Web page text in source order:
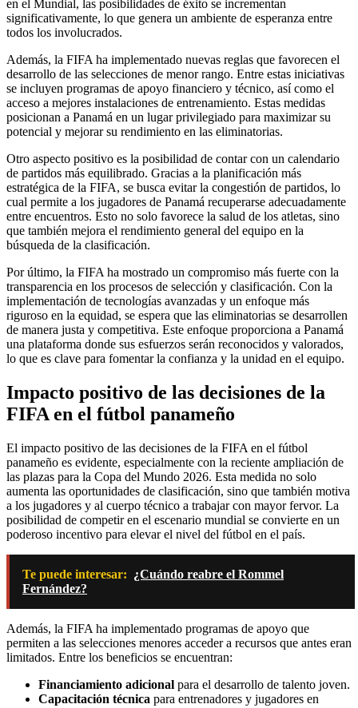
en el Mundial, las posibilidades de éxito se incrementan
significativamente, lo que genera un ambiente de esperanza entre
todos los involucrados.
Además, la FIFA ha implementado nuevas reglas que favorecen el
desarrollo de las selecciones de menor rango. Entre estas iniciativas
se incluyen programas de apoyo financiero y técnico, así como el
acceso a mejores instalaciones de entrenamiento. Estas medidas
posicionan a Panamá en un lugar privilegiado para maximizar su
potencial y mejorar su rendimiento en las eliminatorias.
Otro aspecto positivo es la posibilidad de contar con un calendario
de partidos más equilibrado. Gracias a la planificación más
estratégica de la FIFA, se busca evitar la congestión de partidos, lo
cual permite a los jugadores de Panamá recuperarse adecuadamente
entre encuentros. Esto no solo favorece la salud de los atletas, sino
que también mejora el rendimiento general del equipo en la
búsqueda de la clasificación.
Por último, la FIFA ha mostrado un compromiso más fuerte con la
transparencia en los procesos de selección y clasificación. Con la
implementación de tecnologías avanzadas y un enfoque más
riguroso en la equidad, se espera que las eliminatorias se desarrollen
de manera justa y competitiva. Este enfoque proporciona a Panamá
una plataforma donde sus esfuerzos serán reconocidos y valorados,
lo que es clave para fomentar la confianza y la unidad en el equipo.
Impacto positivo de las decisiones de la
FIFA en el fútbol panameño
El impacto positivo de las decisiones de la FIFA en el fútbol
panameño es evidente, especialmente con la reciente ampliación de
las plazas para la Copa del Mundo 2026. Esta medida no solo
aumenta las oportunidades de clasificación, sino que también motiva
a los jugadores y al cuerpo técnico a trabajar con mayor fervor. La
posibilidad de competir en el escenario mundial se convierte en un
poderoso incentivo para elevar el nivel del fútbol en el país.
Te puede interesar: ¿Cuándo reabre el Rommel
Fernández?
Además, la FIFA ha implementado programas de apoyo que
permiten a las selecciones menores acceder a recursos que antes eran
limitados. Entre los beneficios se encuentran:
Financiamiento adicional para el desarrollo de talento joven.
Capacitación técnica para entrenadores y jugadores en